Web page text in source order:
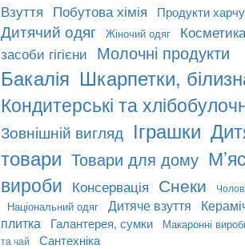
Взуття Побутова хімія Продукти
Дитячий одяг Жіночий одяг
засоби гігієни Молочні продукти
Бакалія Шкарпетки,
Кондитерські та
Зовнішній вигляд Іграшки
товари Товари для дому
вироби Консервація Снеки
Національний одяг Дитяче взуття
плитка
Галантерея, сумки Макаронні
та чай
Сантехніка